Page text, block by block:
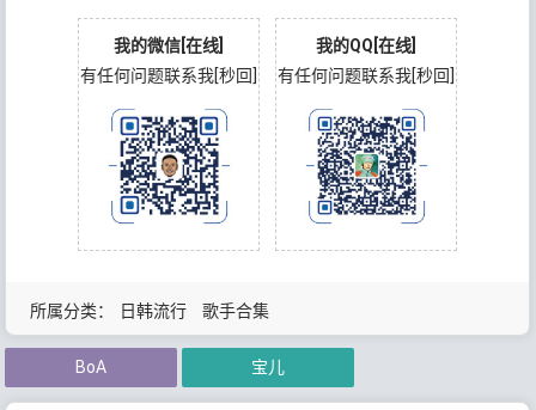
所属分类： 日韩流行 歌手合集
我的微信[在线]
有任何问题联系我[秒回]
我的QQ[在线]
有任何问题联系我[秒回]
BoA 宝儿